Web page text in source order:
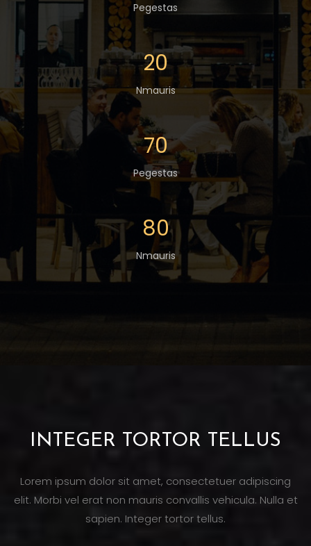
Pegestas
20
Nmauris
70
Pegestas
80
Nmauris
INTEGER TORTOR TELLUS
Lorem ipsum dolor sit amet, consectetuer adipiscing
elit. Morbi vel erat non mauris convallis vehicula. Nulla et
sapien. Integer tortor tellus.